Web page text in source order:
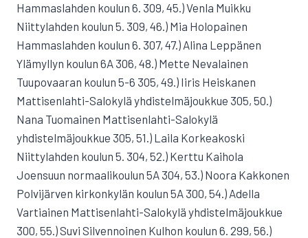
Hammaslahden koulun 6. 309, 45.) Venla Muikku
Niittylahden koulun 5. 309, 46.) Mia Holopainen
Hammaslahden koulun 6. 307, 47.) Alina Leppänen
Ylämyllyn koulun 6A 306, 48.) Mette Nevalainen
Tuupovaaran koulun 5-6 305, 49.) Iiris Heiskanen
Mattisenlahti-Salokylä yhdistelmäjoukkue 305, 50.)
Nana Tuomainen Mattisenlahti-Salokylä
yhdistelmäjoukkue 305, 51.) Laila Korkeakoski
Niittylahden koulun 5. 304, 52.) Kerttu Kaihola
Joensuun normaalikoulun 5A 304, 53.) Noora Kakkonen
Polvijärven kirkonkylän koulun 5A 300, 54.) Adella
Vartiainen Mattisenlahti-Salokylä yhdistelmäjoukkue
300, 55.) Suvi Silvennoinen Kulhon koulun 6. 299, 56.)